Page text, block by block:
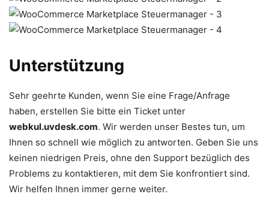
Unterstützung
Sehr geehrte Kunden, wenn Sie eine Frage/Anfrage
haben, erstellen Sie bitte ein Ticket unter
webkul.uvdesk.com. Wir werden unser Bestes tun, um
Ihnen so schnell wie möglich zu antworten. Geben Sie uns
keinen niedrigen Preis, ohne den Support bezüglich des
Problems zu kontaktieren, mit dem Sie konfrontiert sind.
Wir helfen Ihnen immer gerne weiter.